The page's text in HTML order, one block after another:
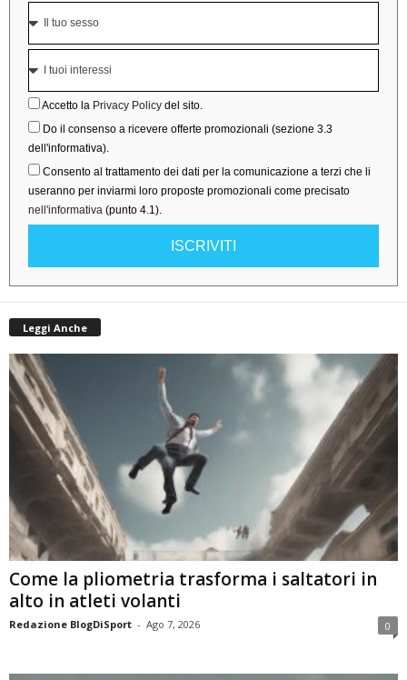
Accetto la Privacy Policy del sito.
Do il consenso a ricevere offerte promozionali (sezione 3.3
dell'informativa).
Consento al trattamento dei dati per la comunicazione a terzi che li
useranno per inviarmi loro proposte promozionali come precisato
nell'informativa (punto 4.1).
ISCRIVITI
Leggi Anche
Come la pliometria trasforma i saltatori in
alto in atleti volanti
Redazione BlogDiSport - Ago 7, 2026 0